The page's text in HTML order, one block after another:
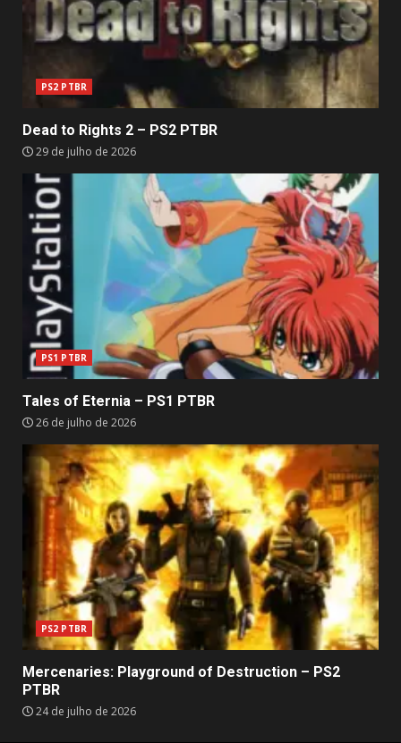
PS2 PTBR
Dead to Rights 2 – PS2 PTBR
29 de julho de 2026
PS1 PTBR
Tales of Eternia – PS1 PTBR
26 de julho de 2026
PS2 PTBR
Mercenaries: Playground of Destruction – PS2
PTBR
24 de julho de 2026